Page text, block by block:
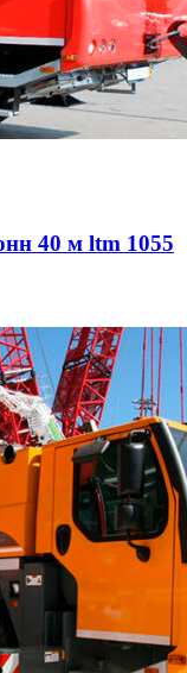
40 м ltm 1055